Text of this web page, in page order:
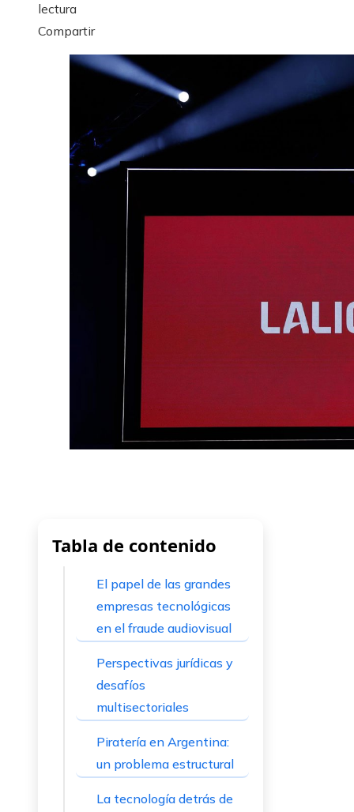
lectura
Facebook
Twitter
LinkedIn
Pinterest
Stumbleupon
Email
Compartir
Tabla de contenido
El papel de las grandes
empresas tecnológicas
en el fraude audiovisual
Perspectivas jurídicas y
desafíos
multisectoriales
Piratería en Argentina:
un problema estructural
La tecnología detrás de